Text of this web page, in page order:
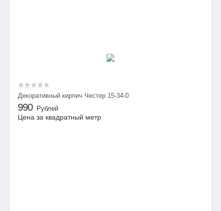
Декоративный кирпич Честер 15-34-0
990 Рублей
Цена за квадратный метр